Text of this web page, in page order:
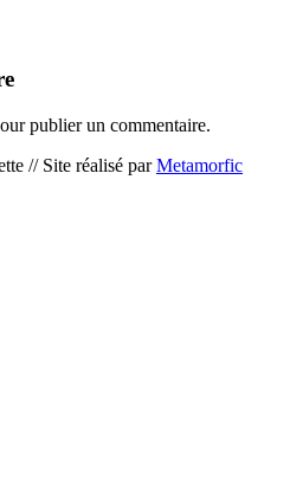
publier un commentaire.
// Site réalisé parMetamorfic